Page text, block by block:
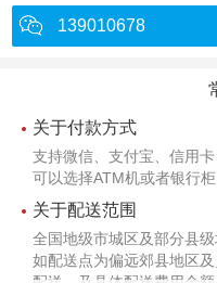
139010678
关于付款方式
支持微信、支付宝、信用
可以选择ATM机或者银行柜
关于配送范围
全国地级市城区及部分县
如配送点为偏远郊县地区